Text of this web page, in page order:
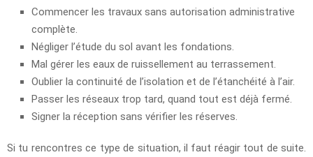
Commencer les travaux sans autorisation administrative
complète.
Négliger l’étude du sol avant les fondations.
Mal gérer les eaux de ruissellement au terrassement.
Oublier la continuité de l’isolation et de l’étanchéité à l’air.
Passer les réseaux trop tard, quand tout est déjà fermé.
Signer la réception sans vérifier les réserves.
Si tu rencontres ce type de situation, il faut réagir tout de suite.